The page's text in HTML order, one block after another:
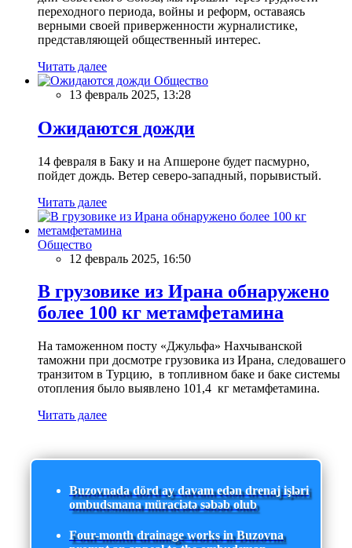
переходного периода, войны и реформ, оставаясь
верными своей приверженности журналистике,
представляющей общественный интерес.
Читать далее
Общество
13 февраль 2025, 13:28
Ожидаются дожди
14 февраля в Баку и на Апшероне будет пасмурно,
пойдет дождь. Ветер северо-западный, порывистый.
Читать далее
Общество
12 февраль 2025, 16:50
В грузовике из Ирана обнаружено
более 100 кг метамфетамина
На таможенном посту «Джульфа» Нахчыванской
таможни при досмотре грузовика из Ирана, следовашего
транзитом в Турцию, в топливном баке и баке системы
отопления было выявлено 101,4 кг метамфетамина.
Читать далее
Buzovnada dörd ay davam edən drenaj işləri
ombudsmana müraciətə səbəb olub
Four-month drainage works in Buzovna